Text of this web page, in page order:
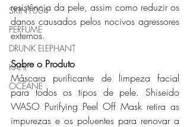
SKIN1004
PERFUME
DRUNK ELEPHANT
KAHI
OCÉANE
resistência da pele, assim como reduzir os
danos causados pelos nocivos agressores
externos.
Sobre o Produto
Máscara purificante de limpeza facial
para todos os tipos de pele. Shiseido
WASO Purifying Peel Off Mask retira as
impurezas e os poluentes para renovar a